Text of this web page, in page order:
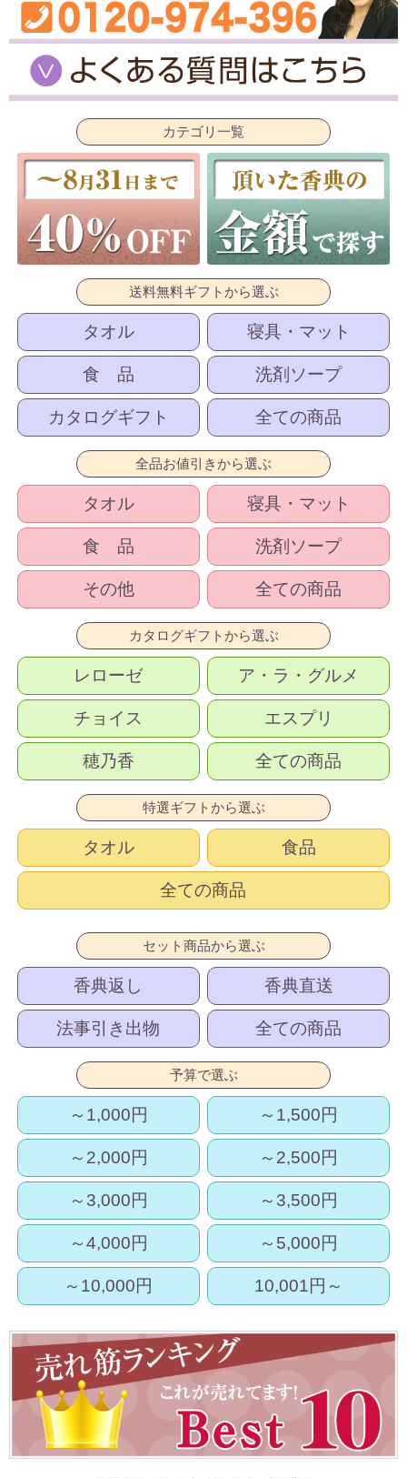
カテゴリ一覧
送料無料ギフトから選ぶ
タオル 寝具・マット
食 品 洗剤ソープ
カタログギフト 全ての商品
全品お値引きから選ぶ
タオル 寝具・マット
食 品 洗剤ソープ
その他 全ての商品
カタログギフトから選ぶ
レローゼ ア・ラ・グルメ
チョイス エスプリ
穂乃香 全ての商品
特選ギフトから選ぶ
タオル 食品
全ての商品
セット商品から選ぶ
香典返し 香典直送
法事引き出物 全ての商品
予算で選ぶ
～1,000円 ～1,500円
～2,000円 ～2,500円
～3,000円 ～3,500円
～4,000円 ～5,000円
～10,000円 10,001円～